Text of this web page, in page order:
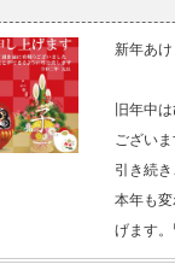
新年あ
旧年中
ござい
引き続
本年も
げます